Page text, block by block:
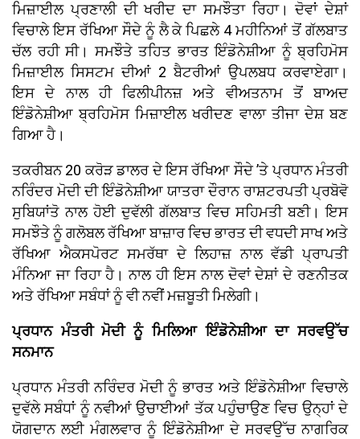
ਮਿਜ਼ਾਈਲ ਪ੍ਰਣਾਲੀ ਦੀ ਖਰੀਦ ਦਾ ਸਮਝੌਤਾ ਰਿਹਾ। ਦੋਵਾਂ ਦੇਸ਼ਾਂ
ਵਿਚਾਲੇ ਇਸ ਰੱਖਿਆ ਸੌਦੇ ਨੂੰ ਲੈ ਕੇ ਪਿਛਲੇ 4 ਮਹੀਨਿਆਂ ਤੋਂ ਗੱਲਬਾਤ
ਚੱਲ ਰਹੀ ਸੀ। ਸਮਝੌਤੇ ਤਹਿਤ ਭਾਰਤ ਇੰਡੋਨੇਸ਼ੀਆ ਨੂੰ ਬ੍ਰਹਿਮੋਸ
ਮਿਜ਼ਾਈਲ ਸਿਸਟਮ ਦੀਆਂ 2 ਬੈਟਰੀਆਂ ਉਪਲਬਧ ਕਰਵਾਏਗਾ।
ਇਸ ਦੇ ਨਾਲ ਹੀ ਫਿਲੀਪੀਨਜ਼ ਅਤੇ ਵੀਅਤਨਾਮ ਤੋਂ ਬਾਅਦ
ਇੰਡੋਨੇਸ਼ੀਆ ਬ੍ਰਹਿਮੋਸ ਮਿਜ਼ਾਈਲ ਖਰੀਦਣ ਵਾਲਾ ਤੀਜਾ ਦੇਸ਼ ਬਣ
ਗਿਆ ਹੈ।
ਤਕਰੀਬਨ 20 ਕਰੋੜ ਡਾਲਰ ਦੇ ਇਸ ਰੱਖਿਆ ਸੌਦੇ ’ਤੇ ਪ੍ਰਧਾਨ ਮੰਤਰੀ
ਨਰਿੰਦਰ ਮੋਦੀ ਦੀ ਇੰਡੋਨੇਸ਼ੀਆ ਯਾਤਰਾ ਦੌਰਾਨ ਰਾਸ਼ਟਰਪਤੀ ਪ੍ਰਬੋਵੋ
ਸੁਬਿਯਾਂਤੋ ਨਾਲ ਹੋਈ ਦੁਵੱਲੀ ਗੱਲਬਾਤ ਵਿਚ ਸਹਿਮਤੀ ਬਣੀ। ਇਸ
ਸਮਝੌਤੇ ਨੂੰ ਗਲੋਬਲ ਰੱਖਿਆ ਬਾਜ਼ਾਰ ਵਿਚ ਭਾਰਤ ਦੀ ਵਧਦੀ ਸਾਖ ਅਤੇ
ਰੱਖਿਆ ਐਕਸਪੋਰਟ ਸਮਰੱਥਾ ਦੇ ਲਿਹਾਜ਼ ਨਾਲ ਵੱਡੀ ਪ੍ਰਾਪਤੀ
ਮੰਨਿਆ ਜਾ ਰਿਹਾ ਹੈ। ਨਾਲ ਹੀ ਇਸ ਨਾਲ ਦੋਵਾਂ ਦੇਸ਼ਾਂ ਦੇ ਰਣਨੀਤਕ
ਅਤੇ ਰੱਖਿਆ ਸਬੰਧਾਂ ਨੂੰ ਵੀ ਨਵੀਂ ਮਜ਼ਬੂਤੀ ਮਿਲੇਗੀ।
ਪ੍ਰਧਾਨ ਮੰਤਰੀ ਮੋਦੀ ਨੂੰ ਮਿਲਿਆ ਇੰਡੋਨੇਸ਼ੀਆ ਦਾ ਸਰਵਉੱਚ
ਸਨਮਾਨ
ਪ੍ਰਧਾਨ ਮੰਤਰੀ ਨਰਿੰਦਰ ਮੋਦੀ ਨੂੰ ਭਾਰਤ ਅਤੇ ਇੰਡੋਨੇਸ਼ੀਆ ਵਿਚਾਲੇ
ਦੁਵੱਲੇ ਸਬੰਧਾਂ ਨੂੰ ਨਵੀਆਂ ਉਚਾਈਆਂ ਤੱਕ ਪਹੁੰਚਾਉਣ ਵਿਚ ਉਨ੍ਹਾਂ ਦੇ
ਯੋਗਦਾਨ ਲਈ ਮੰਗਲਵਾਰ ਨੂੰ ਇੰਡੋਨੇਸ਼ੀਆ ਦੇ ਸਰਵਉੱਚ ਨਾਗਰਿਕ